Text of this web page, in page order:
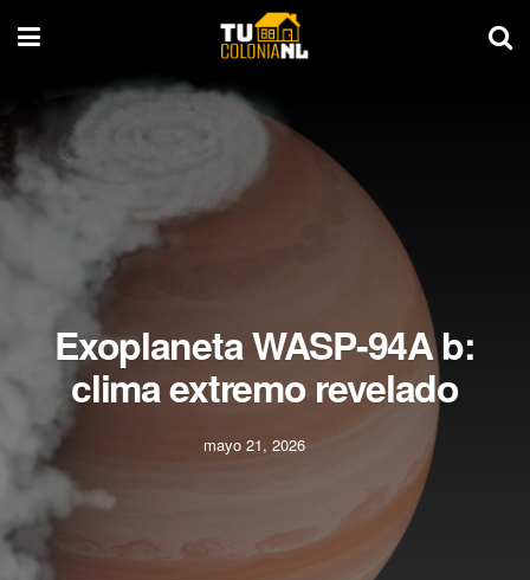
Exoplaneta WASP-94A b:
clima extremo revelado
mayo 21, 2026